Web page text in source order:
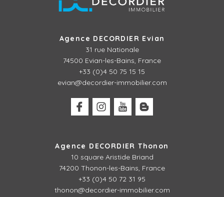
Agence DECORDIER Evian
31 rue Nationale
74500 Evian-les-Bains, France
+33 (0)4 50 75 15 15
evian@decordier-immobilier.com
Agence DECORDIER Thonon
10 square Aristide Briand
74200 Thonon-les-Bains, France
+33 (0)4 50 72 31 95
thonon@decordier-immobilier.com